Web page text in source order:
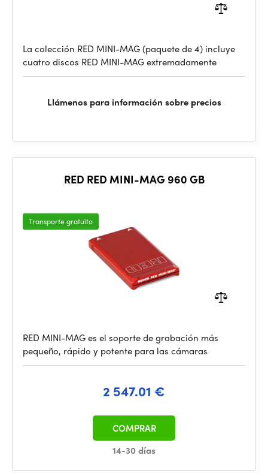
La colección RED MINI-MAG (paquete de 4) incluye
cuatro discos RED MINI-MAG extremadamente
Llámenos para información sobre precios
RED RED MINI-MAG 960 GB
Transporte gratuito
RED MINI-MAG es el soporte de grabación más
pequeño, rápido y potente para las cámaras
2 547.01 €
14-30 días
COMPRAR